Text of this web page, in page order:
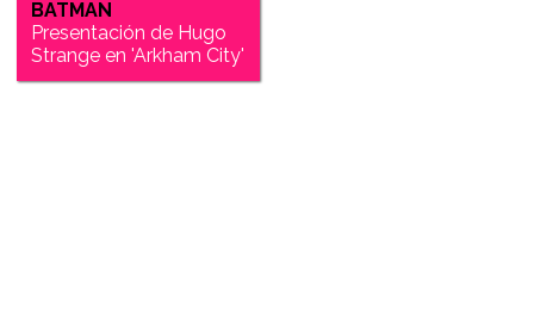
BATMAN
Presentación de Hugo
Strange en 'Arkham City'